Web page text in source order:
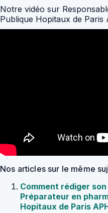
Notre vidéo sur
Publique Hopitaux de Paris
Nos articles sur le même
Comment rédiger
Préparateur en
Hopitaux de Paris